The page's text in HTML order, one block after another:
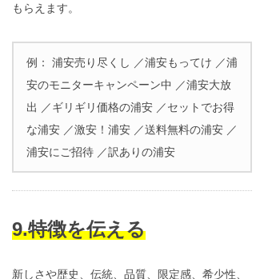
もらえます。
例： 浦安売り尽くし ／浦安もってけ ／浦
安のモニターキャンペーン中 ／浦安大放
出 ／ギリギリ価格の浦安 ／セットでお得
な浦安 ／激安！浦安 ／送料無料の浦安 ／
浦安にご招待 ／訳ありの浦安
9.特徴を伝える
新しさや歴史、伝統、品質、限定感、希少性、